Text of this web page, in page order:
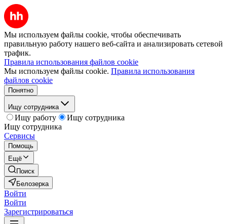
Мы используем файлы cookie, чтобы обеспечивать
правильную работу нашего веб-сайта и анализировать сетевой
трафик.
Правила использования файлов cookie
Мы используем файлы cookie. Правила использования
файлов cookie
Понятно
Ищу сотрудника
Ищу работу
Ищу сотрудника
Ищу сотрудника
Сервисы
Помощь
Ещё
Поиск
Белозерка
Войти
Войти
Зарегистрироваться